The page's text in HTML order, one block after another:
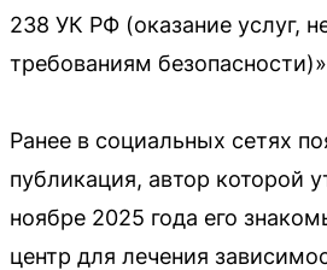
238 УК РФ (оказание услуг,
требованиям
Ранее в социальных сетях
публикация, автор которой
ноябре 2025 года его
центр для лечения